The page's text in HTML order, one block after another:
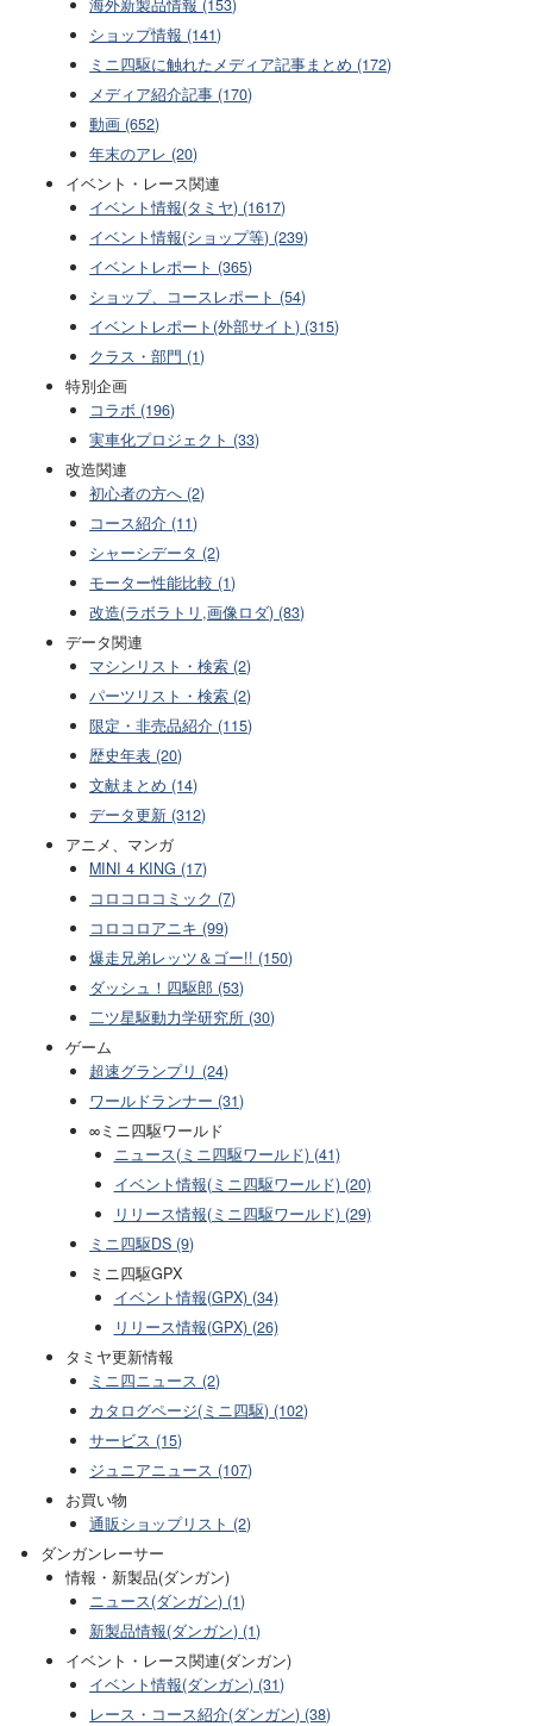
海外新製品情報 (153)
ショップ情報 (141)
ミニ四駆に触れたメディア記事まとめ (172)
メディア紹介記事 (170)
動画 (652)
年末のアレ (20)
イベント・レース関連
イベント情報(タミヤ) (1617)
イベント情報(ショップ等) (239)
イベントレポート (365)
ショップ、コースレポート (54)
イベントレポート(外部サイト) (315)
クラス・部門 (1)
特別企画
コラボ (196)
実車化プロジェクト (33)
改造関連
初心者の方へ (2)
コース紹介 (11)
シャーシデータ (2)
モーター性能比較 (1)
改造(ラボラトリ,画像ロダ) (83)
データ関連
マシンリスト・検索 (2)
パーツリスト・検索 (2)
限定・非売品紹介 (115)
歴史年表 (20)
文献まとめ (14)
データ更新 (312)
アニメ、マンガ
MINI 4 KING (17)
コロコロコミック (7)
コロコロアニキ (99)
爆走兄弟レッツ＆ゴー!! (150)
ダッシュ！四駆郎 (53)
二ツ星駆動力学研究所 (30)
ゲーム
超速グランプリ (24)
ワールドランナー (31)
∞ミニ四駆ワールド
ニュース(ミニ四駆ワールド) (41)
イベント情報(ミニ四駆ワールド) (20)
リリース情報(ミニ四駆ワールド) (29)
ミニ四駆DS (9)
ミニ四駆GPX
イベント情報(GPX) (34)
リリース情報(GPX) (26)
タミヤ更新情報
ミニ四ニュース (2)
カタログページ(ミニ四駆) (102)
サービス (15)
ジュニアニュース (107)
お買い物
通販ショップリスト (2)
ダンガンレーサー
情報・新製品(ダンガン)
ニュース(ダンガン) (1)
新製品情報(ダンガン) (1)
イベント・レース関連(ダンガン)
イベント情報(ダンガン) (31)
レース・コース紹介(ダンガン) (38)